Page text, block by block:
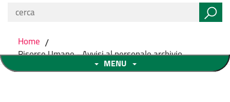
Home /
Risorse Umane - Avvisi al personale archivio
MENU